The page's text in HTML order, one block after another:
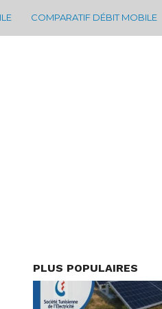
COMPARATIF DÉBIT MOBILE
PLUS POPULAIRES